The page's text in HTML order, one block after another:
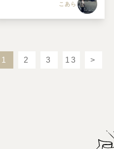
こあら
1 2 3 13 >